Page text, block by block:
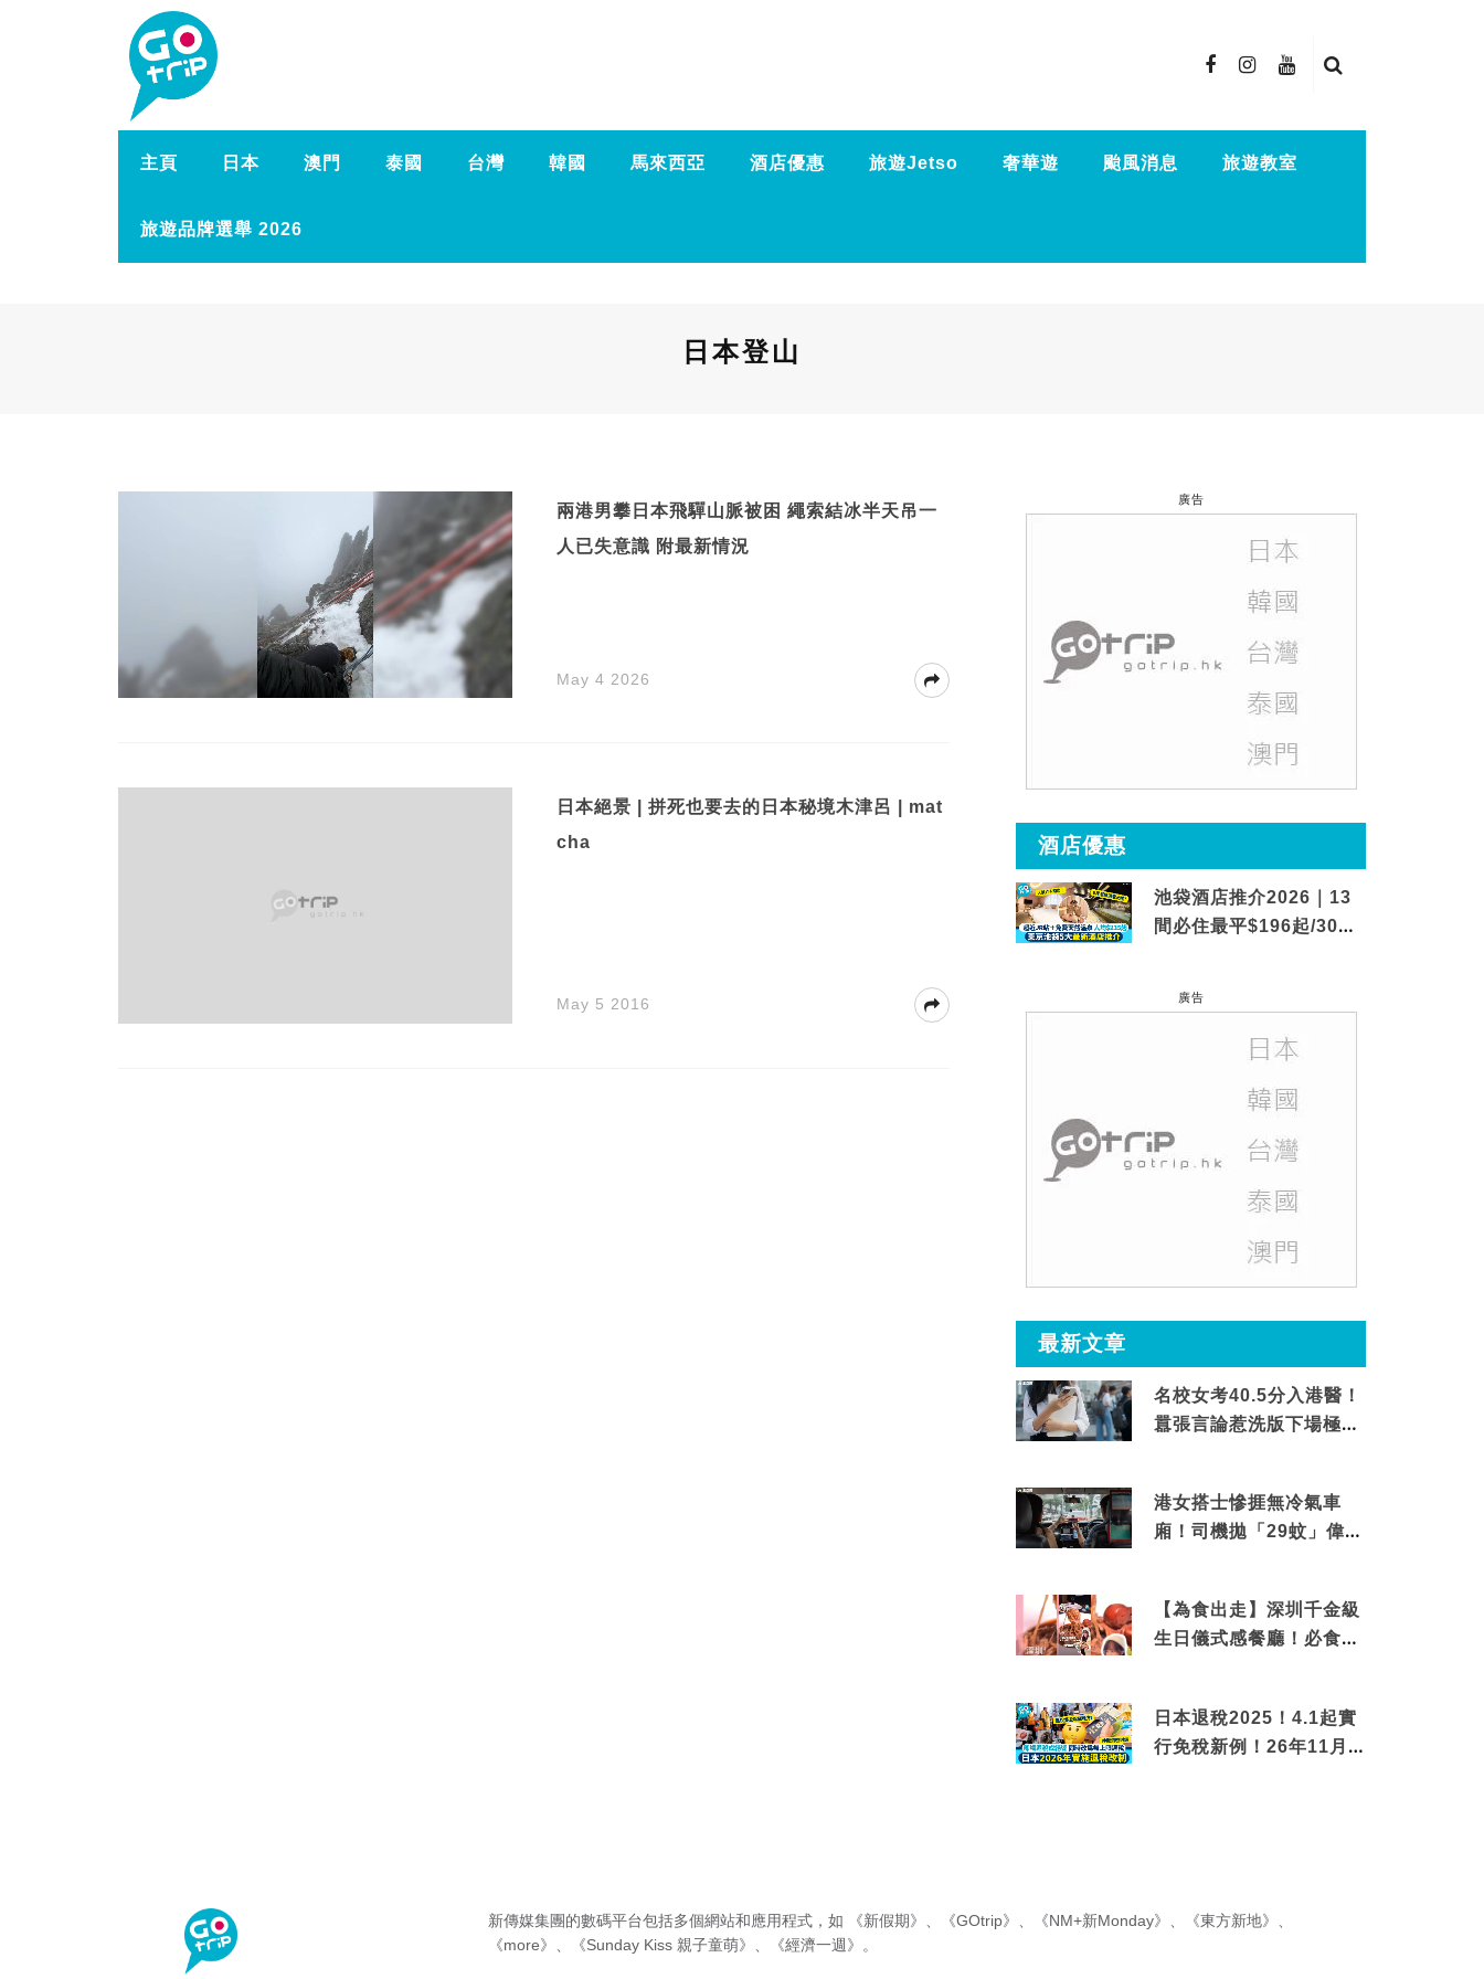
主頁 日本 澳門 泰國 台灣 韓國 馬來西亞 酒店優惠 旅遊Jetso 奢華遊 颱風消息 旅遊教室
旅遊品牌選舉 2026
日本登山
兩港男攀日本飛驒山脈被困 繩索結冰半天吊一
人已失意識 附最新情況
May 4 2026
日本絕景 | 拼死也要去的日本秘境木津呂 | mat
cha
May 5 2016
廣告
酒店優惠
池袋酒店推介2026｜13
間必住最平$196起/30秒
廣告
最新文章
名校女考40.5分入港醫！
囂張言論惹洗版下場極震
港女搭士慘捱無冷氣車
廂！司機拋「29蚊」偉論
【為食出走】深圳千金級
生日儀式感餐廳！必食失
日本退稅2025！4.1起實
行免稅新例！26年11月
新傳媒集團的數碼平台包括多個網站和應用程式，如 《新假期》 《GOtrip》 《NM+新Monday》 《東方新地》
《more》
《Sunday Kiss 親子童萌》 《經濟一週》 。